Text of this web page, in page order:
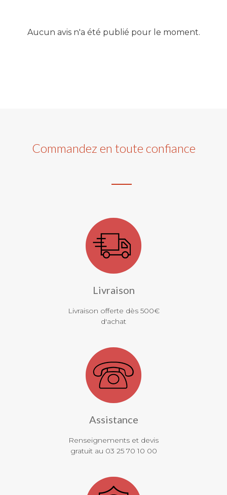
Aucun avis n'a été publié pour le moment.
Commandez en toute confiance
Livraison
Livraison offerte dès 500€
d'achat
Assistance
Renseignements et devis
gratuit au 03 25 70 10 00